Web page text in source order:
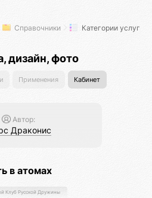
Справочники Категории услуг
дизайн, фото
Применения Кабинет
Автор:
Драконис
в атомах
Клуб Русской Дружины